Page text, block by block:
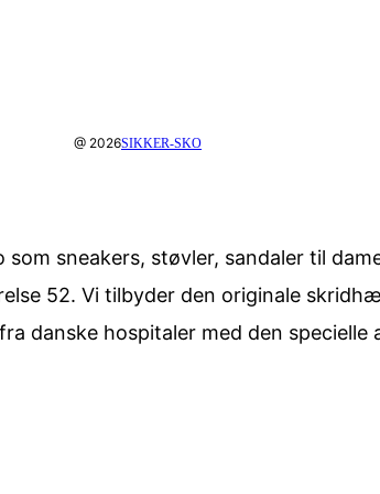
@ 2026SIKKER-SKO
sneakers, støvler, sandaler til
52. Vi tilbyder den originale
danske hospitaler med den